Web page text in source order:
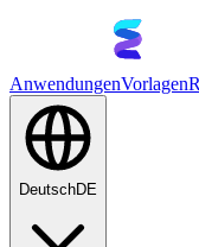
AnwendungenVorlagen
DeutschDE